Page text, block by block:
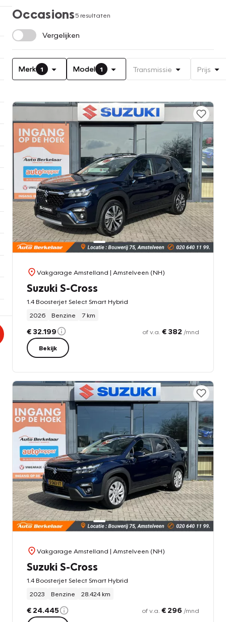
Occasions5 resultaten
Vergelijken
Merk 1 Model 1 Transmissie Prijs
Vakgarage Amstelland | Amstelveen (NH)
Suzuki S-Cross
1.4 Boosterjet Select Smart Hybrid
2026
Benzine 7 km
€ 32.199 of v.a. € 382 /mnd
Bekijk
Vakgarage Amstelland | Amstelveen (NH)
Suzuki S-Cross
1.4 Boosterjet Select Smart Hybrid
2023
Benzine 28.424 km
€ 24.445 of v.a. € 296 /mnd